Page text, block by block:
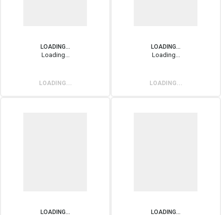
LOADING...
Loading...
LOADING...
LOADING...
Loading...
LOADING...
LOADING... LOADING...